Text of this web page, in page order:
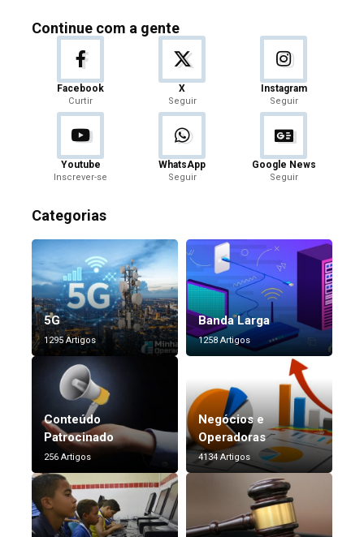
Continue com a gente
Facebook
Curtir
X
Seguir
Instagram
Seguir
Youtube
Inscrever-se
WhatsApp
Seguir
Google News
Seguir
Categorias
5G
1295 Artigos
Banda Larga
1258 Artigos
Conteúdo
Patrocinado
256 Artigos
Negócios e
Operadoras
4134 Artigos